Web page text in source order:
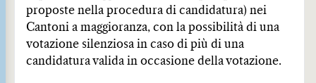
proposte nella procedura di candidatura) nei
Cantoni a maggioranza, con la possibilità di una
votazione silenziosa in caso di più di una
candidatura valida in occasione della votazione.